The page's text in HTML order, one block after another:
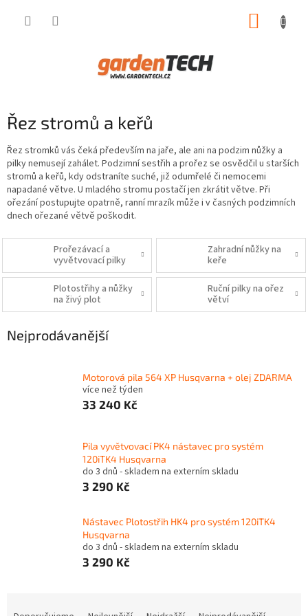
Řez stromů a keřů
Řez stromků vás čeká především na jaře, ale ani na podzim nůžky a
pilky nemusejí zahálet. Podzimní sestřih a prořez se osvědčil u starších
stromů a keřů, kdy odstraníte suché, již odumřelé či nemocemi
napadané větve. U mladého stromu postačí jen zkrátit větve. Při
ořezání postupujte opatrně, ranní mrazík může i v časných podzimních
dnech ořezané větvě poškodit.
Prořezávací a
vyvětvovací pilky
Zahradní nůžky na
keře
Plotostřihy a nůžky
na živý plot
Ruční pilky na ořez
větví
Nejprodávanější
Motorová pila 564 XP Husqvarna + olej ZDARMA
více než týden
33 240 Kč
Pila vyvětvovací PK4 nástavec pro systém
120iTK4 Husqvarna
do 3 dnů - skladem na externím skladu
3 290 Kč
Nástavec Plotostřih HK4 pro systém 120iTK4
Husqvarna
do 3 dnů - skladem na externím skladu
3 290 Kč